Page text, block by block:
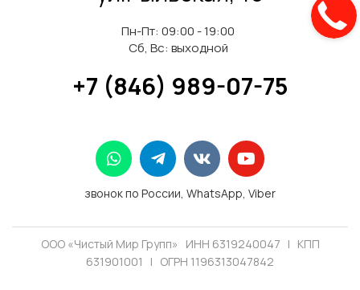
Пн-Пт: 09:00 - 19:00
Сб, Вс: выходной
+7 (846) 989-07-75
звонок по России, WhatsApp, Viber
ООО «Чистый Мир Групп» ИНН 6319240047 | КПП
631901001 | ОГРН 1196313047842